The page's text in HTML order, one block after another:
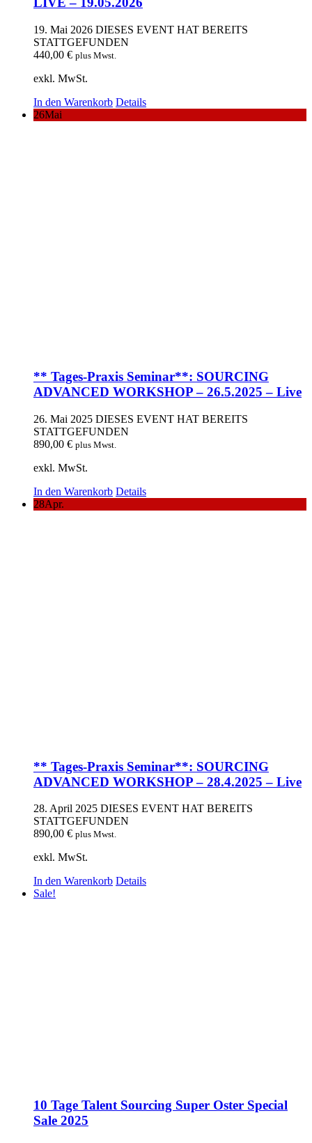
19. Mai 2026 DIESES EVENT HAT BEREITS
STATTGEFUNDEN
440,00 € plus Mwst.
exkl. MwSt.
In den Warenkorb Details
26Mai
** Tages-Praxis Seminar**: SOURCING
ADVANCED WORKSHOP – 26.5.2025 – Live
26. Mai 2025 DIESES EVENT HAT BEREITS
STATTGEFUNDEN
890,00 € plus Mwst.
exkl. MwSt.
In den Warenkorb Details
28Apr.
** Tages-Praxis Seminar**: SOURCING
ADVANCED WORKSHOP – 28.4.2025 – Live
28. April 2025 DIESES EVENT HAT BEREITS
STATTGEFUNDEN
890,00 € plus Mwst.
exkl. MwSt.
In den Warenkorb Details
Sale!
10 Tage Talent Sourcing Super Oster Special
Sale 2025